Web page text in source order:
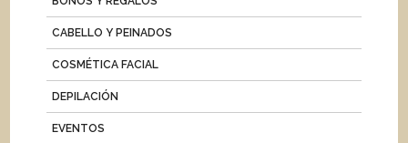
CABELLO Y PEINADOS
COSMÉTICA FACIAL
DEPILACIÓN
EVENTOS